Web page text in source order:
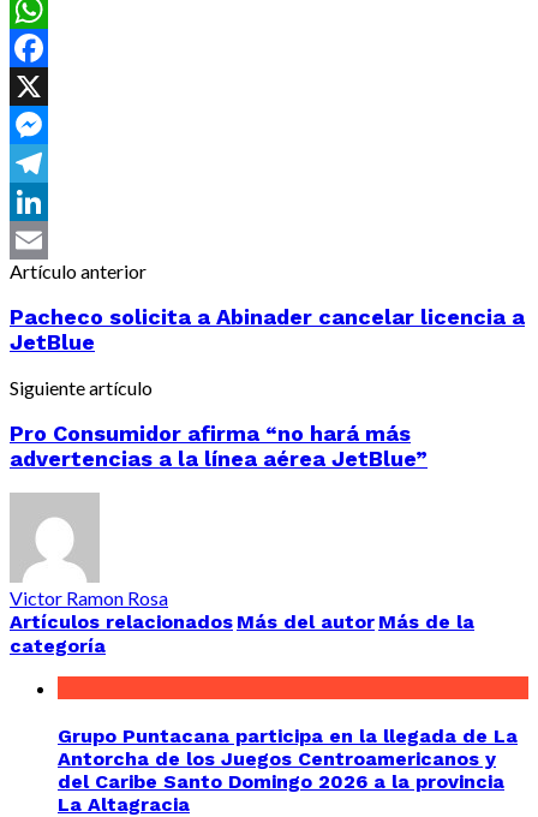
WhatsApp
Facebook
X
Messenger
Telegram
LinkedIn
Email
Artículo anterior
Pacheco solicita a Abinader cancelar licencia a
JetBlue
Siguiente artículo
Pro Consumidor afirma “no hará más
advertencias a la línea aérea JetBlue”
Victor Ramon Rosa
Artículos relacionados Más del autor Más de la
categoría
Grupo Puntacana participa en la llegada de La
Antorcha de los Juegos Centroamericanos y
del Caribe Santo Domingo 2026 a la provincia
La Altagracia